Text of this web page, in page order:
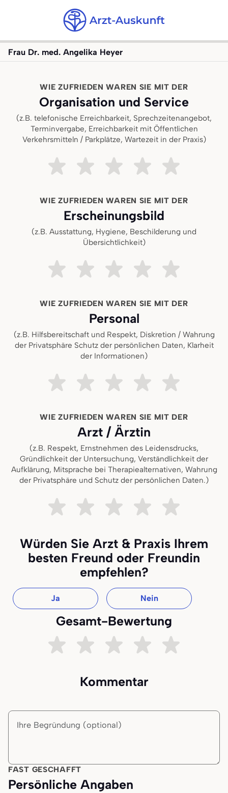
Frau Dr. med. Angelika Heyer
WIE ZUFRIEDEN WAREN SIE MIT DER
Organisation und Service
(z.B. telefonische Erreichbarkeit, Sprechzeitenangebot,
Terminvergabe, Erreichbarkeit mit Öffentlichen
Verkehrsmitteln / Parkplätze, Wartezeit in der Praxis)
Sehr unzufriedenZiemlich unzufrieden
Teils teils Ziemlich zufrieden
WIE ZUFRIEDEN WAREN SIE MIT DER
Erscheinungsbild
(z.B. Ausstattung, Hygiene, Beschilderung und
Übersichtlichkeit)
Sehr unzufriedenZiemlich unzufrieden
Teils teils Ziemlich zufrieden
WIE ZUFRIEDEN WAREN SIE MIT DER
Personal
(z.B. Hilfsbereitschaft und Respekt, Diskretion / Wahrung
der Privatsphäre Schutz der persönlichen Daten, Klarheit
der Informationen)
Sehr unzufriedenZiemlich unzufrieden
Teils teils Ziemlich zufrieden
WIE ZUFRIEDEN WAREN SIE MIT DER
Arzt / Ärztin
(z.B. Respekt, Ernstnehmen des Leidensdrucks,
Gründlichkeit der Untersuchung, Verständlichkeit der
Aufklärung, Mitsprache bei Therapiealternativen, Wahrung
der Privatsphäre und Schutz der persönlichen Daten.)
Sehr unzufriedenZiemlich unzufrieden
Teils teils Ziemlich zufrieden
Würden Sie Arzt & Praxis Ihrem
besten Freund oder Freundin
empfehlen?
Ja Nein
Gesamt-Bewertung
Sehr unzufriedenZiemlich unzufrieden
Teils teils Ziemlich zufrieden
Kommentar
FAST GESCHAFFT
Persönliche Angaben